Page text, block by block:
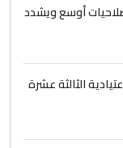
5
كلام
للإنسان
بلاد
أوسع ويشدد
الثالثة عشرة